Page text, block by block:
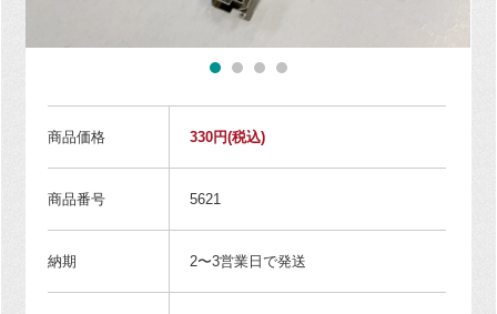
商品価格 330円(税込)
商品番号 5621
納期 2〜3営業日で発送